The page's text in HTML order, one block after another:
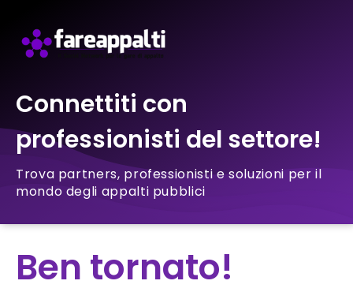
Connettiti con
professionisti del settore!
Trova partners, professionisti e soluzioni per il
mondo degli appalti pubblici
Ben tornato!